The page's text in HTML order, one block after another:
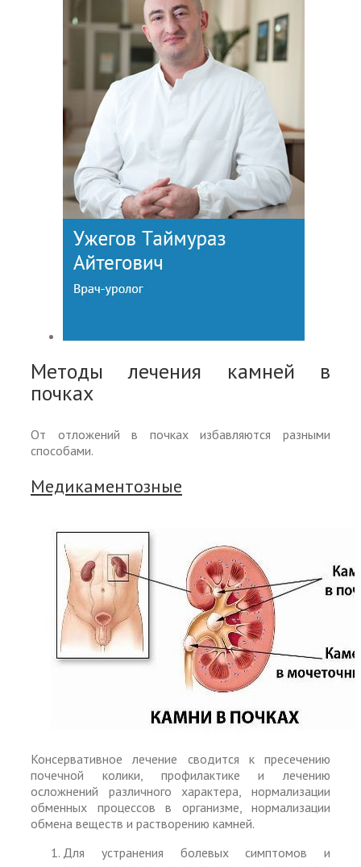
Методы лечения камней в
почках
От отложений в почках избавляются разными
способами.
Медикаментозные
Консервативное лечение сводится к пресечению
почечной колики, профилактике и лечению
осложнений различного характера, нормализации
обменных процессов в организме, нормализации
обмена веществ и растворению камней.
Для устранения болевых симптомов и